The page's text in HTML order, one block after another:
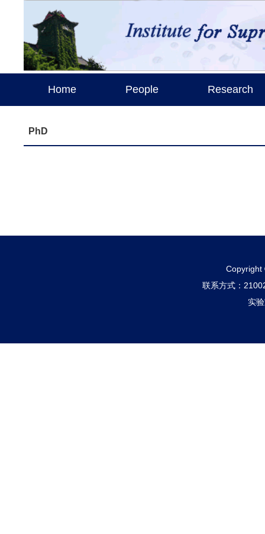
Home People Research
PhD
Copyright
联系方式：
实